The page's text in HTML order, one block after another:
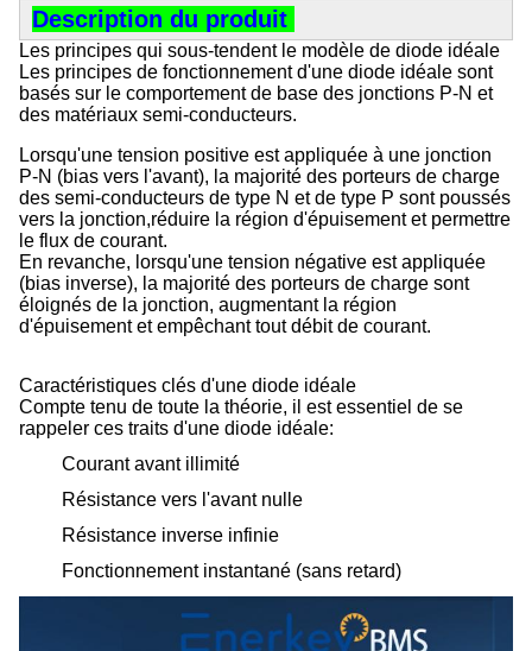
Description du produit
Les principes qui sous-tendent le modèle de diode idéale
Les principes de fonctionnement d'une diode idéale sont
basés sur le comportement de base des jonctions P-N et
des matériaux semi-conducteurs.
Lorsqu'une tension positive est appliquée à une jonction
P-N (bias vers l'avant), la majorité des porteurs de charge
des semi-conducteurs de type N et de type P sont poussés
vers la jonction,réduire la région d'épuisement et permettre
le flux de courant.
En revanche, lorsqu'une tension négative est appliquée
(bias inverse), la majorité des porteurs de charge sont
éloignés de la jonction, augmentant la région
d'épuisement et empêchant tout débit de courant.
Caractéristiques clés d'une diode idéale
Compte tenu de toute la théorie, il est essentiel de se
rappeler ces traits d'une diode idéale:
Courant avant illimité
Résistance vers l'avant nulle
Résistance inverse infinie
Fonctionnement instantané (sans retard)